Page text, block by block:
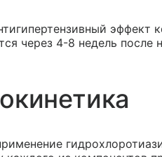
эффект
через 4-8 недель после